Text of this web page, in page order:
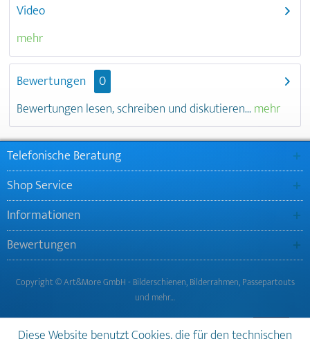
Video
mehr
Bewertungen
0
Bewertungen lesen, schreiben und diskutieren... mehr
Telefonische Beratung
Shop Service
Informationen
Bewertungen
Copyright © Art&More GmbH - Bilderschienen, Bilderrahmen, Passepartouts
und mehr…